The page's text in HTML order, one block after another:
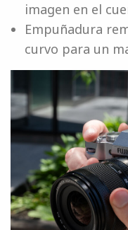
imagen en el
Empuñadura
curvo para un